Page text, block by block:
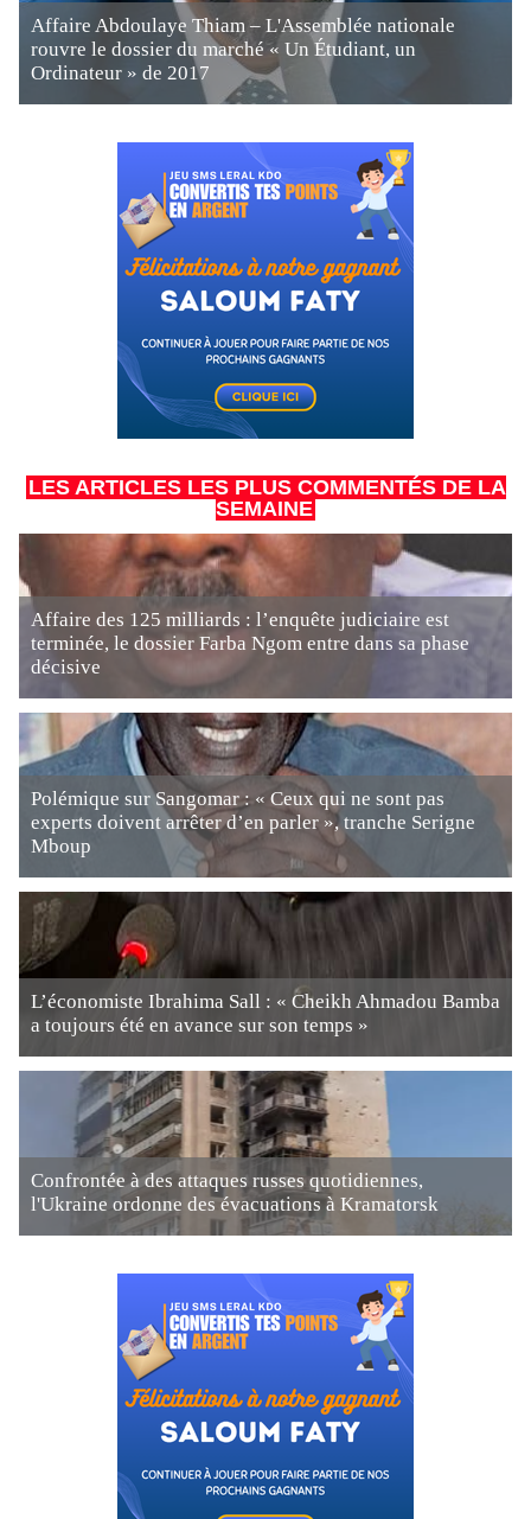
Affaire Abdoulaye Thiam – L'Assemblée nationale
rouvre le dossier du marché « Un Étudiant, un
Ordinateur » de 2017
LES ARTICLES LES PLUS COMMENTÉS DE LA
SEMAINE
Affaire des 125 milliards : l’enquête judiciaire est
terminée, le dossier Farba Ngom entre dans sa phase
décisive
Polémique sur Sangomar : « Ceux qui ne sont pas
experts doivent arrêter d’en parler », tranche Serigne
Mboup
L’économiste Ibrahima Sall : « Cheikh Ahmadou Bamba
a toujours été en avance sur son temps »
Confrontée à des attaques russes quotidiennes,
l'Ukraine ordonne des évacuations à Kramatorsk